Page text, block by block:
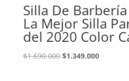
Silla De
La Mejor Silla
del 2020 Color
$1.690.000 El
$1.349.000El